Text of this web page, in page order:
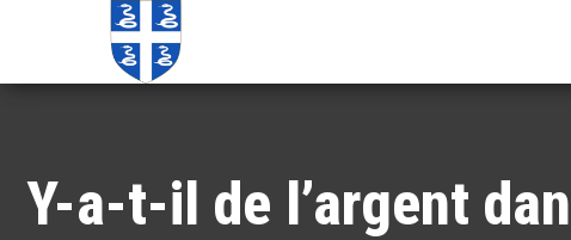
Y-a-t-il de l’argent